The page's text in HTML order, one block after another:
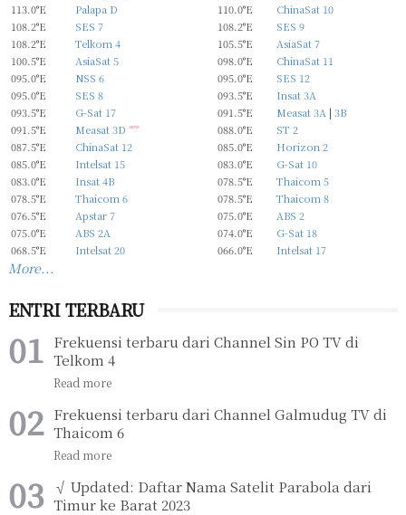
113.0°E
Palapa D 110.0°E
ChinaSat 10
108.2°E
SES 7 108.2°E
SES 9
108.2°E
Telkom 4 105.5°E
AsiaSat 7
100.5°E
AsiaSat 5 098.0°E
ChinaSat 11
095.0°E
NSS 6 095.0°E
SES 12
095.0°E
SES 8 093.5°E
Insat 3A
093.5°E
G-Sat 17 091.5°E Measat 3A | 3B
091.5°E
Measat 3D new 088.0°E
ST 2
087.5°E
ChinaSat 12 085.0°E
Horizon 2
085.0°E
Intelsat 15 083.0°E
G-Sat 10
083.0°E
Insat 4B 078.5°E
Thaicom 5
078.5°E
Thaicom 6 078.5°E
Thaicom 8
076.5°E
Apstar 7 075.0°E
ABS 2
075.0°E
ABS 2A 074.0°E
G-Sat 18
068.5°E
Intelsat 20 066.0°E Intelsat 17
More...
ENTRI TERBARU
Frekuensi terbaru dari Channel Sin PO TV di
Telkom 4
Frekuensi terbaru dari Channel Galmudug TV di
Thaicom 6
√ Updated: Daftar Nama Satelit Parabola dari
Timur ke Barat 2023